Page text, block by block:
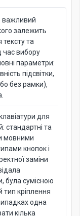
важливий
залежить
та
час вибору
параметри:
підсвітки,
без рамки),
для
стандартні та
мовними
кнопок і
заміни
була сумісною
кріплення
одна
кілька